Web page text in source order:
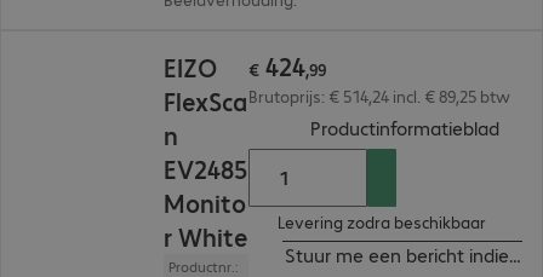
EIZO
FlexSca
n
EV2485
Monito
r White
Productnr.:
€ 424,99
Brutoprijs: € 514,24 incl. € 89,25 btw
Productinformatieblad
Levering zodra beschikbaar
Stuur me een bericht indien